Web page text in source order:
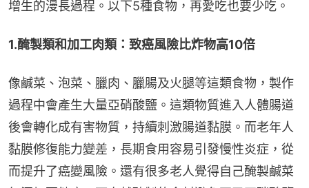
增生的漫長過程。以下5種食物，再愛吃也要少吃。
1.醃製類和加工肉類：致癌風險比炸物高10倍
像鹹菜、泡菜、臘肉、臘腸及火腿等這類食物，製作
過程中會產生大量亞硝酸鹽。這類物質進入人體腸道
後會轉化成有害物質，持續刺激腸道黏膜。而老年人
黏膜修復能力變差，長期食用容易引發慢性炎症，從
而提升了癌變風險。還有很多老人覺得自己醃製鹹菜